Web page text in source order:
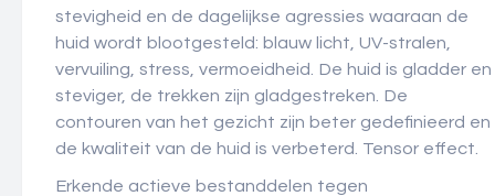
stevigheid en de dagelijkse agressies waaraan de
huid wordt blootgesteld: blauw licht, UV-stralen,
vervuiling, stress, vermoeidheid. De huid is gladder en
steviger, de trekken zijn gladgestreken. De
contouren van het gezicht zijn beter gedefinieerd en
de kwaliteit van de huid is verbeterd. Tensor effect.
Erkende actieve bestanddelen tegen